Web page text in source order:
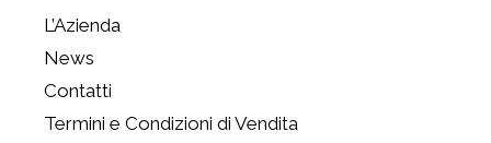
L’Azienda
News
Contatti
Termini e Condizioni di Vendita